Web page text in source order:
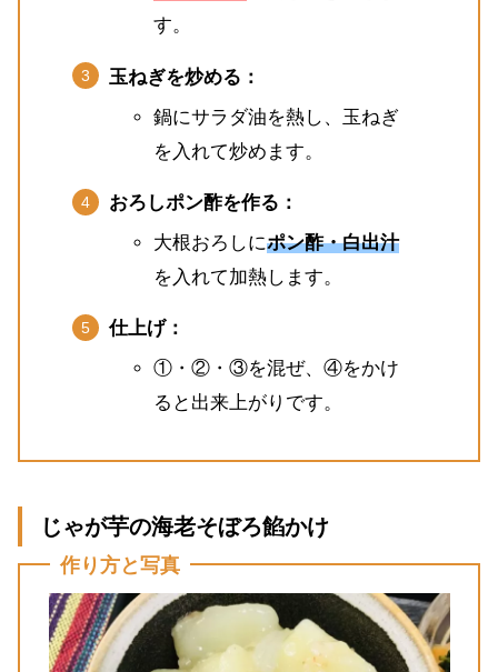
す。
玉ねぎを炒める：
鍋にサラダ油を熱し、玉ねぎ
を入れて炒めます。
おろしポン酢を作る：
大根おろしにポン酢・白出汁
を入れて加熱します。
仕上げ：
①・②・③を混ぜ、④をかけ
ると出来上がりです。
じゃが芋の海老そぼろ餡かけ
作り方と写真